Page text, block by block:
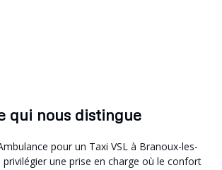
qui nous distingue
pour un Taxi VSL à Branoux-les-
privilégier une prise en charge où le confort